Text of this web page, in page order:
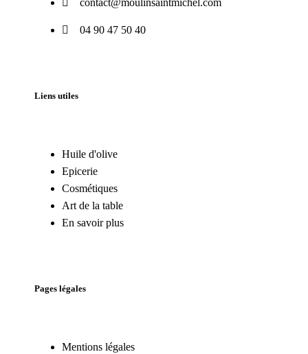
contact@moulinsaintmichel.com
04 90 47 50 40
Liens utiles
Huile d'olive
Epicerie
Cosmétiques
Art de la table
En savoir plus
Pages légales
Mentions légales